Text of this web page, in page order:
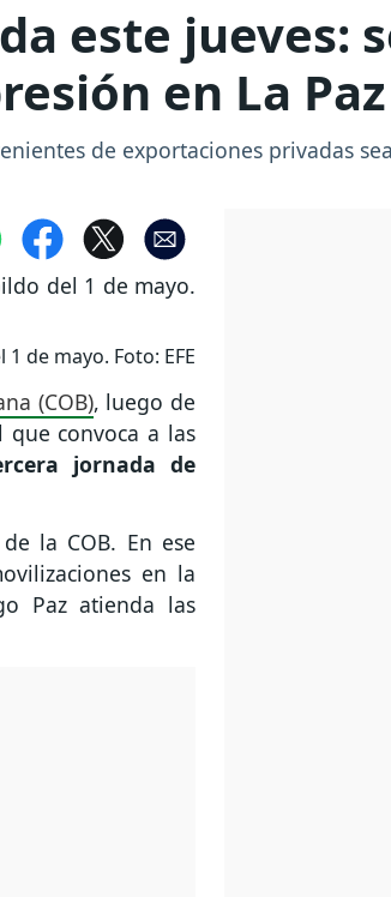
este jueves:
en La Paz
de exportaciones privadas
de mayo. Foto: EFE
(COB), luego de
convoca a las
jornada de
la COB. En ese
en la
Paz atienda las